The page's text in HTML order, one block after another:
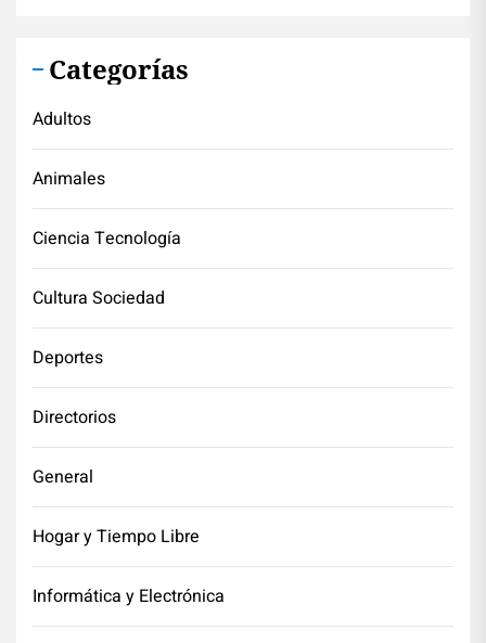
Categorías
Adultos
Animales
Ciencia Tecnología
Cultura Sociedad
Deportes
Directorios
General
Hogar y Tiempo Libre
Informática y Electrónica